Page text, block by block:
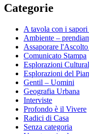
Categorie
A tavola con i
Ambiente –
Assaporare
Comunicato Stampa
Esplorazioni
Esplorazioni del
Gentil – Uomini
Geografia Urbana
Interviste
Profondo è il Vivere
Radici di Casa
Senza categoria